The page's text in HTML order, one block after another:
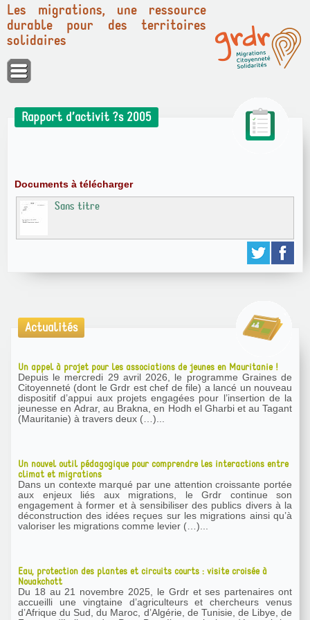
Panneau de gestion des cookies
Les migrations, une ressource
durable pour des territoires
solidaires
Rapport d’activit ?s 2005
Documents à télécharger
Sans titre
Actualités
Un appel à projet pour les associations de jeunes en Mauritanie !
Depuis le mercredi 29 avril 2026, le programme Graines de
Citoyenneté (dont le Grdr est chef de file) a lancé un nouveau
dispositif d’appui aux projets engagées pour l’insertion de la
jeunesse en Adrar, au Brakna, en Hodh el Gharbi et au Tagant
(Mauritanie) à travers deux (…)...
Un nouvel outil pédagogique pour comprendre les interactions entre
climat et migrations
Dans un contexte marqué par une attention croissante portée
aux enjeux liés aux migrations, le Grdr continue son
engagement à former et à sensibiliser des publics divers à la
déconstruction des idées reçues sur les migrations ainsi qu’à
valoriser les migrations comme levier (…)...
Eau, protection des plantes et circuits courts : visite croisée à
Nouakchott
Du 18 au 21 novembre 2025, le Grdr et ses partenaires ont
accueilli une vingtaine d’agriculteurs et chercheurs venus
d’Afrique du Sud, du Maroc, d’Algérie, de Tunisie, de Libye, de